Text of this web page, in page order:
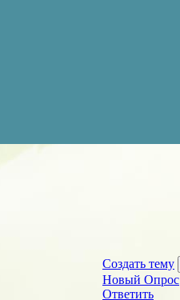
Создать тему
Новый Опрос
Ответить